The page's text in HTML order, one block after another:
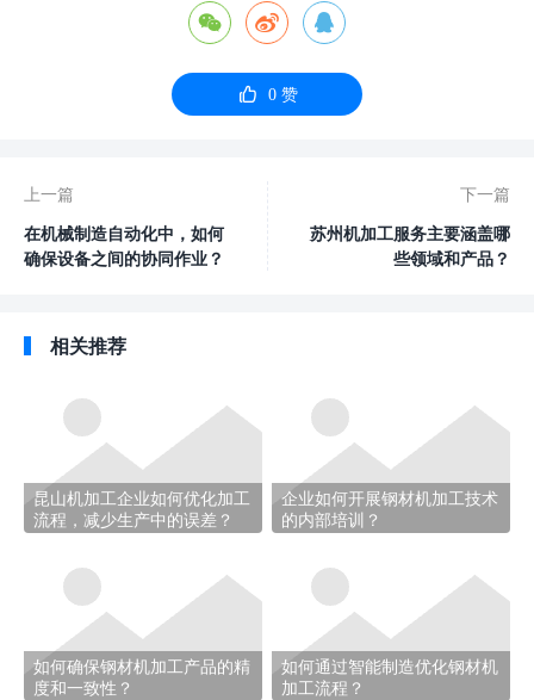
  
 0赞
上一篇
在机械制造自动化中，如何
确保设备之间的协同作业？
下一篇
苏州机加工服务主要涵盖哪
些领域和产品？
相关推荐
昆山机加工企业如何优化加工
流程，减少生产中的误差？
企业如何开展钢材机加工技术
的内部培训？
如何确保钢材机加工产品的精
度和一致性？
如何通过智能制造优化钢材机
加工流程？